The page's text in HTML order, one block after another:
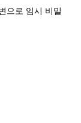
으로 임시 비밀